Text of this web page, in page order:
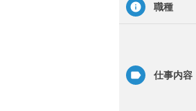
職種
仕事内容